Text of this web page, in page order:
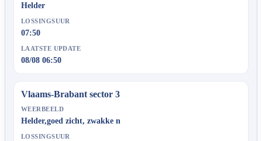
Helder
LOSSINGSUUR
07:50
LAATSTE UPDATE
08/08 06:50
Vlaams-Brabant sector 3
WEERBEELD
Helder,goed zicht, zwakke n
LOSSINGSUUR